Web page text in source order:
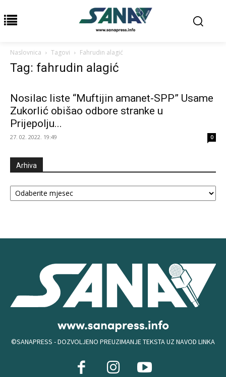
Naslovnica Tagovi Fahrudin alagić
Tag: fahrudin alagić
Nosilac liste “Muftijin amanet-SPP” Usame
Zukorlić obišao odbore stranke u
Prijepolju...
27. 02. 2022. 19:49 0
Arhiva
Arhiva
©SANAPRESS - DOZVOLJENO PREUZIMANJE TEKSTA UZ NAVOD LINKA